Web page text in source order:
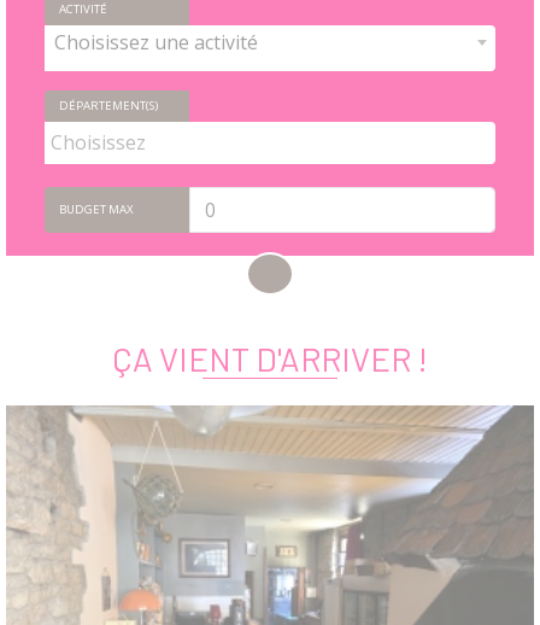
ACTIVITÉ
Choisissez une activité
DÉPARTEMENT(S)
BUDGET MAX
ÇA VIENT D'ARRIVER !